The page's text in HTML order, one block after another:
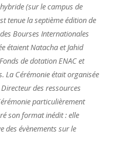
(sur le campus de
tenue la septième édition de
Bourses Internationales
étaient Natacha et Jahid
de dotation ENAC et
La Cérémonie était organisée
des ressources
particulièrement
son format inédit : elle
des évènements sur le